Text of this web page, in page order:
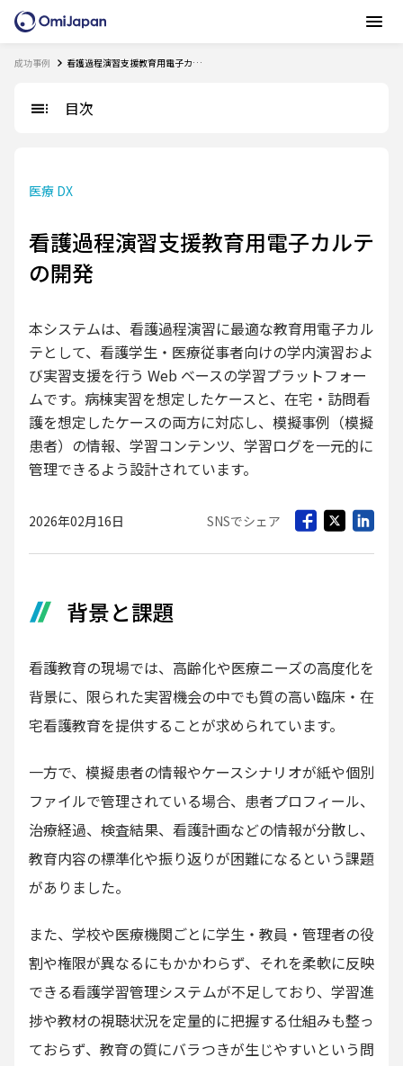
成功事例 看護過程演習支援教育用電子カルテの開発
目次
医療 DX
看護過程演習支援教育用電子カルテ
の開発
本システムは、看護過程演習に最適な教育用電子カル
テとして、看護学生・医療従事者向けの学内演習およ
び実習支援を行う Web ベースの学習プラットフォー
ムです。病棟実習を想定したケースと、在宅・訪問看
護を想定したケースの両方に対応し、模擬事例（模擬
患者）の情報、学習コンテンツ、学習ログを一元的に
管理できるよう設計されています。
2026年02月16日 SNSでシェア
背景と課題
看護教育の現場では、高齢化や医療ニーズの高度化を
背景に、限られた実習機会の中でも質の高い臨床・在
宅看護教育を提供することが求められています。
一方で、模擬患者の情報やケースシナリオが紙や個別
ファイルで管理されている場合、患者プロフィール、
治療経過、検査結果、看護計画などの情報が分散し、
教育内容の標準化や振り返りが困難になるという課題
がありました。
また、学校や医療機関ごとに学生・教員・管理者の役
割や権限が異なるにもかかわらず、それを柔軟に反映
できる看護学習管理システムが不足しており、学習進
捗や教材の視聴状況を定量的に把握する仕組みも整っ
ておらず、教育の質にバラつきが生じやすいという問